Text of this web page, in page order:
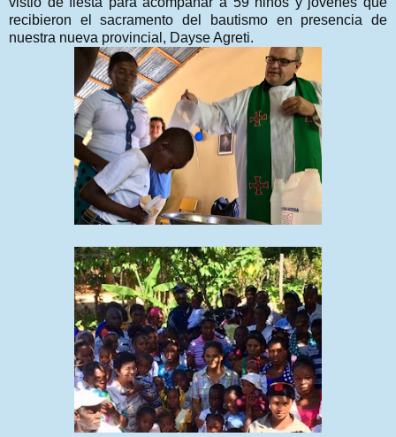
recibieron el sacramento del bautismo en presencia de
nuestra nueva provincial, Dayse Agreti.